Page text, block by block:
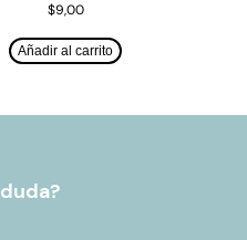
$9,00
Añadir al carrito